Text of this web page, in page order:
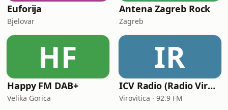
Euforija
Bjelovar
Antena Zagreb Rock
Zagreb
HF
Happy FM DAB+
Velika Gorica
IR
ICV Radio (Radio Virovitica)
Virovitica · 92.9 FM